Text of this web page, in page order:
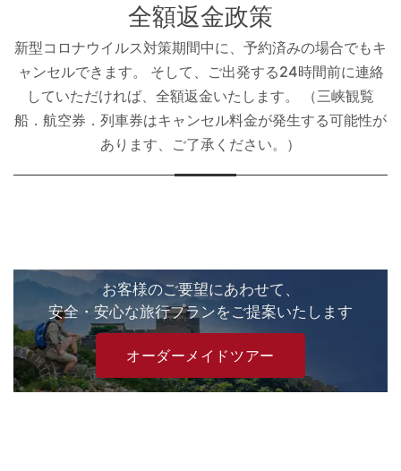
全額返金政策
新型コロナウイルス対策期間中に、予約済みの場合でもキ
ャンセルできます。 そして、ご出発する24時間前に連絡
していただければ、全額返金いたします。 （三峡観覧
船．航空券．列車券はキャンセル料金が発生する可能性が
あります、ご了承ください。）
お客様のご要望にあわせて、
安全・安心な旅行プランをご提案いたします
オーダーメイドツアー